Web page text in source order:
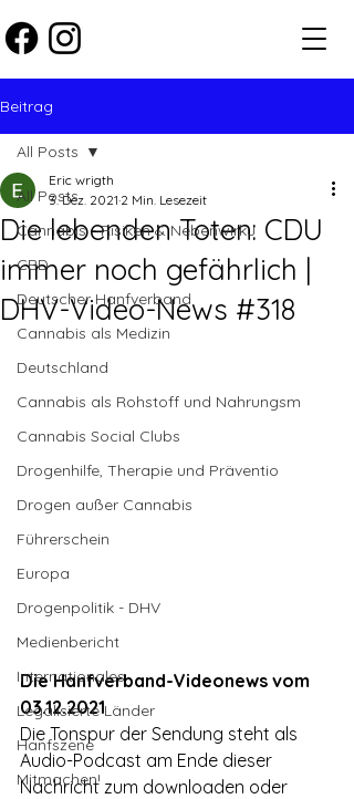
Beitrag
All Posts
Cannabis - Risiken & Nebenwirku
CBD
Deutscher Hanfverband
Cannabis als Medizin
Deutschland
Cannabis als Rohstoff und Nahrungsm
Cannabis Social Clubs
Drogenhilfe, Therapie und Präventio
Drogen außer Cannabis
Führerschein
Europa
Drogenpolitik - DHV
Medienbericht
Internationales
Legalisierte Länder
Hanfszene
Mitmachen!
All Posts
Die lebenden Toten: CDU
immer noch gefährlich |
DHV-Video-News #318
Eric wrigth
3. Dez. 2021 2 Min. Lesezeit
Die Hanfverband-Videonews vom
03.12.2021
Die Tonspur der Sendung steht als
Audio-Podcast am Ende dieser
Nachricht zum downloaden oder